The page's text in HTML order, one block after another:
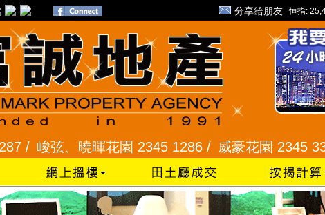
分享給朋友 恒指:
峻弦、曉暉花園 2345 1286 / 威豪花園 2345 3331 /